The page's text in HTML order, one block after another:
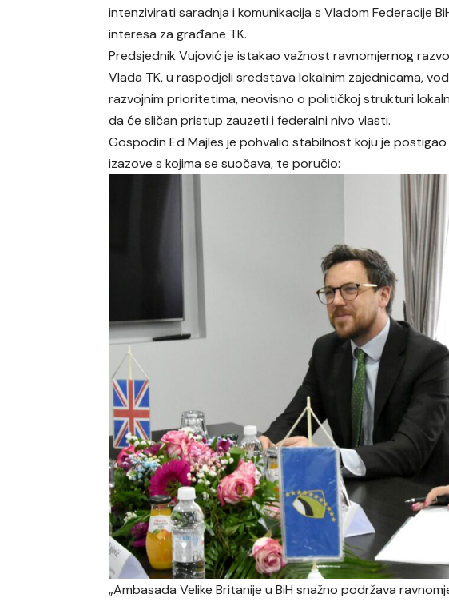
intenzivirati saradnja i komunikacija s Vladom Federacije
interesa za građane TK.
Predsjednik Vujović je istakao važnost ravnomjernog
Vlada TK, u raspodjeli sredstava lokalnim zajednicama,
razvojnim prioritetima, neovisno o političkoj strukturi
da će sličan pristup zauzeti i federalni nivo vlasti.
Gospodin Ed Majles je pohvalio stabilnost koju je
izazove s kojima se suočava, te poručio:
„Ambasada Velike Britanije u BiH snažno podržava